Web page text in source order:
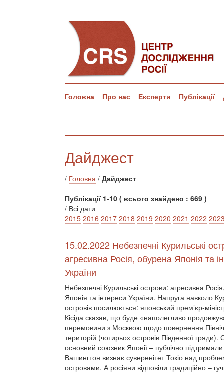
Головна Про нас Експерти Публікації
Дайджест
/ Головна / Дайджест
Публікації 1-10 ( всього знайдено : 669 )
/ Всі дати
2015 2016 2017 2018 2019 2020 2021 2022
15.02.2022 Небезпечні Курильські
агресивна Росія, обурена Японія та
України
Небезпечні Курильські острови: агресивна
Японія та інтереси України. Напруга навколо
островів посилюється: японський прем’єр-
Кісіда сказав, що буде «наполегливо
перемовини з Москвою щодо повернення
територій (чотирьох островів Південної
основний союзник Японії – публічно підтримали
Вашингтон визнає суверенітет Токіо над
островами. А росіяни відповіли традиційно –